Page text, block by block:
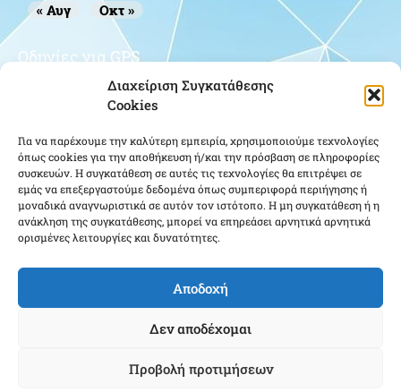
Διαχείριση Συγκατάθεσης
Cookies
Για να παρέχουμε την καλύτερη εμπειρία, χρησιμοποιούμε τεχνολογίες
όπως cookies για την αποθήκευση ή/και την πρόσβαση σε πληροφορίες
συσκευών. Η συγκατάθεση σε αυτές τις τεχνολογίες θα επιτρέψει σε
εμάς να επεξεργαστούμε δεδομένα όπως συμπεριφορά περιήγησης ή
μοναδικά αναγνωριστικά σε αυτόν τον ιστότοπο. Η μη συγκατάθεση ή η
ανάκληση της συγκατάθεσης, μπορεί να επηρεάσει αρνητικά αρνητικά
ορισμένες λειτουργίες και δυνατότητες.
Αποδοχή
Δεν αποδέχομαι
Προβολή προτιμήσεων
« Αυγ Οκτ »
Οδηγίες για GPS
Κάντε κλικ για να αποδεχτείτε cookies
εμπορικής προώθησης και να